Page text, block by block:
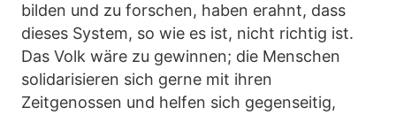
bilden und zu forschen, haben erahnt, dass
dieses System, so wie es ist, nicht richtig ist.
Das Volk wäre zu gewinnen; die Menschen
solidarisieren sich gerne mit ihren
Zeitgenossen und helfen sich gegenseitig,